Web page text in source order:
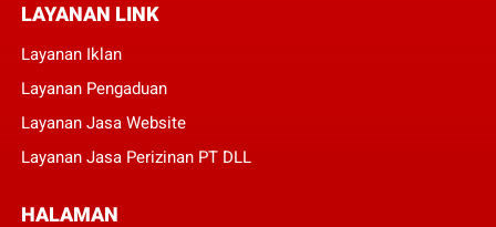
LAYANAN LINK
Layanan Iklan
Layanan Pengaduan
Layanan Jasa Website
Layanan Jasa Perizinan PT DLL
HALAMAN